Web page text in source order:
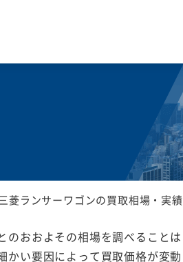
菱ランサーワゴンの買取相場・実績
のおおよその相場を調べることは
かい要因によって買取価格が変動